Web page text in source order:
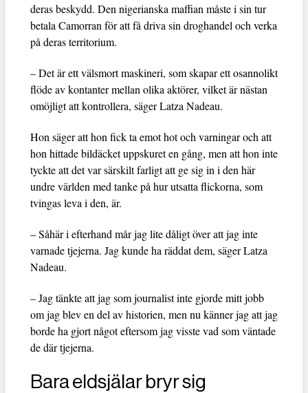
deras beskydd. Den nigerianska maffian måste i sin tur
betala Camorran för att få driva sin droghandel och verka
på deras territorium.
– Det är ett välsmort maskineri, som skapar ett osannolikt
flöde av kontanter mellan olika aktörer, vilket är nästan
omöjligt att kontrollera, säger Latza Nadeau.
Hon säger att hon fick ta emot hot och varningar och att
hon hittade bildäcket uppskuret en gång, men att hon inte
tyckte att det var särskilt farligt att ge sig in i den här
undre världen med tanke på hur utsatta flickorna, som
tvingas leva i den, är.
– Såhär i efterhand mår jag lite dåligt över att jag inte
varnade tjejerna. Jag kunde ha räddat dem, säger Latza
Nadeau.
– Jag tänkte att jag som journalist inte gjorde mitt jobb
om jag blev en del av historien, men nu känner jag att jag
borde ha gjort något eftersom jag visste vad som väntade
de där tjejerna.
Bara eldsjälar bryr sig